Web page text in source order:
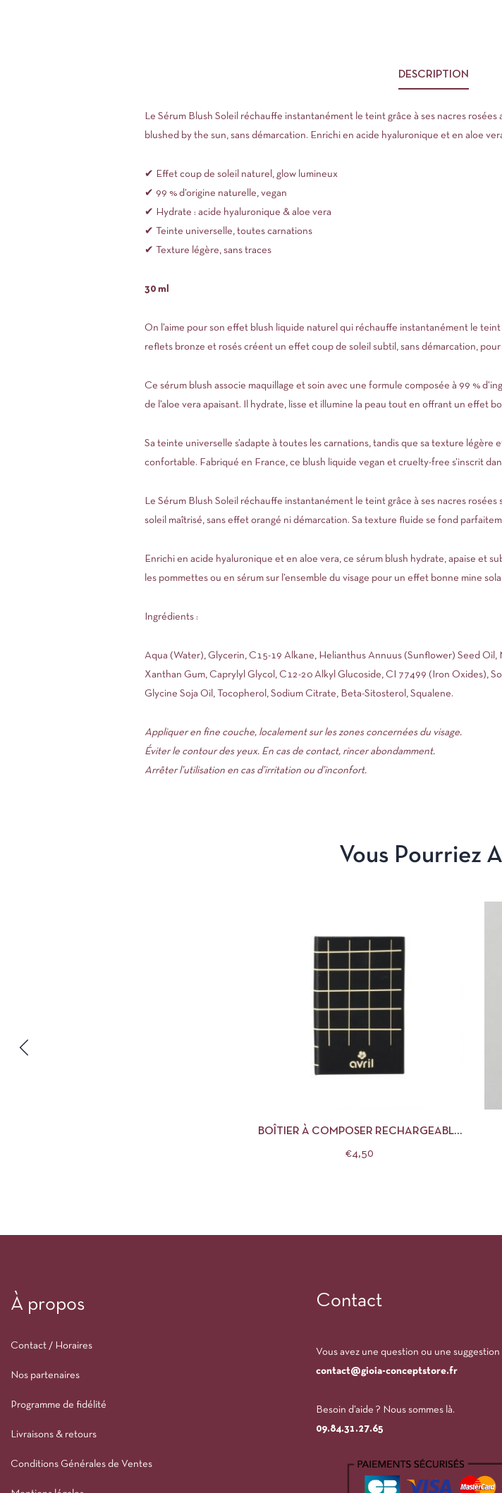
DESCRIPTION
Le Sérum Blush Soleil réchauffe instantanément le teint grâce à ses nacres
blushed by the sun, sans démarcation. Enrichi en acide hyaluronique et en aloe
✔ Effet coup de soleil naturel, glow lumineux
✔ 99 % d’origine naturelle, vegan
✔ Hydrate : acide hyaluronique & aloe vera
✔ Teinte universelle, toutes carnations
✔ Texture légère, sans traces
30 ml
On l’aime pour son effet blush liquide naturel qui réchauffe instantanément le
reflets bronze et rosés créent un effet coup de soleil subtil, sans démarcation,
Ce sérum blush associe maquillage et soin avec une formule composée à 99 %
de l’aloe vera apaisant. Il hydrate, lisse et illumine la peau tout en offrant un effet
Sa teinte universelle s’adapte à toutes les carnations, tandis que sa texture
confortable. Fabriqué en France, ce blush liquide vegan et cruelty-free s’inscrit
Le Sérum Blush Soleil réchauffe instantanément le teint grâce à ses nacres
soleil maîtrisé, sans effet orangé ni démarcation. Sa texture fluide se fond
Enrichi en acide hyaluronique et en aloe vera, ce sérum blush hydrate, apaise et
les pommettes ou en sérum sur l’ensemble du visage pour un effet bonne mine
Ingrédients :
Aqua (Water), Glycerin, C15-19 Alkane, Helianthus Annuus (Sunflower) Seed
Xanthan Gum, Caprylyl Glycol, C12-20 Alkyl Glucoside, CI 77499 (Iron Oxides),
Glycine Soja Oil, Tocopherol, Sodium Citrate, Beta-Sitosterol, Squalene.
Appliquer en fine couche, localement sur les zones concernées du visage.
Éviter le contour des yeux. En cas de contact, rincer abondamment.
Arrêter l’utilisation en cas d’irritation ou d’inconfort.
Vous Pourriez
BOÎTIER À COMPOSER RECHARGEABLE
€4,50
À propos
Contact / Horaires
Nos partenaires
Programme de fidélité
Livraisons & retours
Conditions Générales de Ventes
Contact
Vous avez une question ou une suggestion
contact@gioia-conceptstore.fr
Besoin d’aide ? Nous sommes là.
09.84.31.27.65